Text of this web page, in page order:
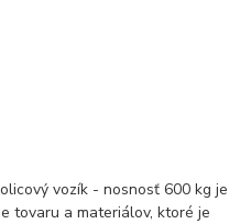
vozík - nosnosť 600 kg je
tovaru a materiálov, ktoré je